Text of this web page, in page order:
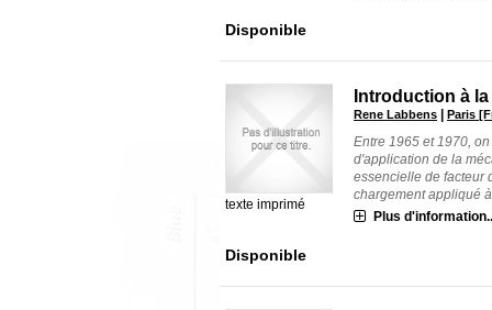
Disponible
texte imprimé
Introduction à
Rene Labbens |Paris
Entre 1965 et 1970,
d'application de la
essencielle de facteur
chargement appliqué
Plus
Disponible